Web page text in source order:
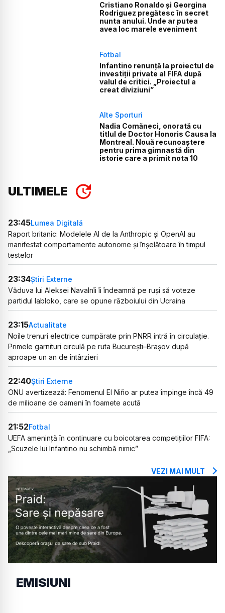
Cristiano Ronaldo și Georgina
Rodriguez pregătesc în secret
nunta anului. Unde ar putea
avea loc marele eveniment
Fotbal
Infantino renunță la proiectul de
investiții private al FIFA după
valul de critici. „Proiectul a
creat diviziuni”
Alte Sporturi
Nadia Comăneci, onorată cu
titlul de Doctor Honoris Causa la
Montreal. Nouă recunoaștere
pentru prima gimnastă din
istorie care a primit nota 10
ULTIMELE
23:45Lumea Digitală
Raport britanic: Modelele AI de la Anthropic și OpenAI au
manifestat comportamente autonome și înșelătoare în timpul
testelor
23:34Știri Externe
Văduva lui Aleksei Navalnîi îi îndeamnă pe ruși să voteze
partidul Iabloko, care se opune războiului din Ucraina
23:15Actualitate
Noile trenuri electrice cumpărate prin PNRR intră în circulație.
Primele garnituri circulă pe ruta București–Brașov după
aproape un an de întârzieri
22:40Știri Externe
ONU avertizează: Fenomenul El Niño ar putea împinge încă 49
de milioane de oameni în foamete acută
21:52Fotbal
UEFA amenință în continuare cu boicotarea competițiilor FIFA:
„Scuzele lui Infantino nu schimbă nimic”
VEZI MAI MULT
EMISIUNI